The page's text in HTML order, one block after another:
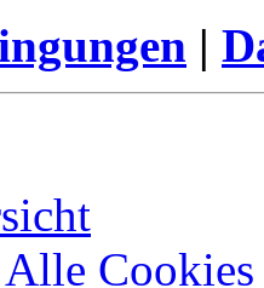
|
Alle Cookies